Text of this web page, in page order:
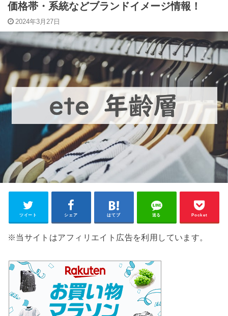
価格帯・系統などブランドイメージ情報！
2024年3月27日
ツイート シェア はてブ 送る Pocket
※当サイトはアフィリエイト広告を利用しています。